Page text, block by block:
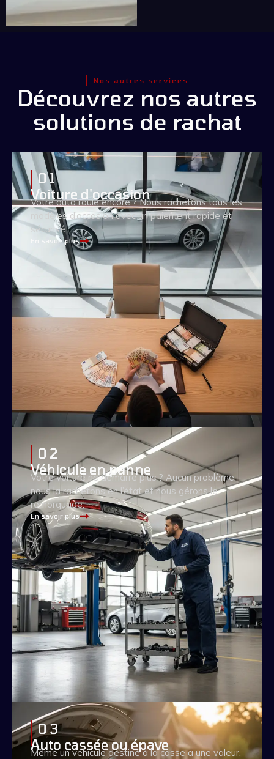
Nos autres services
Découvrez nos autres
solutions de rachat
0 1
Voiture d'occasion
Votre auto roule encore ? Nous rachetons tous les
modèles d’occasion avec un paiement rapide et
sécurisé.
En savoir plus
0 2
Véhicule en panne
Votre voiture ne démarre plus ? Aucun problème,
nous la rachetons en l’état et nous gérons le
remorquage.
En savoir plus
0 3
Auto cassée ou épave
Même un véhicule destiné à la casse a une valeur.